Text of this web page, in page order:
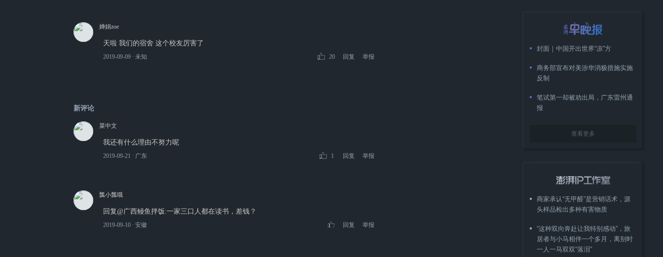
婵娟zoe
天啦 我们的宿舍 这个校友厉害了
2019-09-09 ∙ 未知 20 回复 举报
新评论
菜中文
我还有什么理由不努力呢
2019-09-21 ∙ 广东 1 回复 举报
瓢小瓢哦
回复@广西鳗鱼拌饭:一家三口人都在读书，差钱？
2019-09-10 ∙ 安徽 回复 举报
封面｜中国开出世界“凉”方
商务部宣布对美涉华消极措施实施
反制
笔试第一却被劝出局，广东雷州通
报
查看更多
商家承认“无甲醛”是营销话术，源
头样品检出多种有害物质
“这种双向奔赴让我特别感动”，旅
居者与小马相伴一个多月，离别时
一人一马双双“落泪”